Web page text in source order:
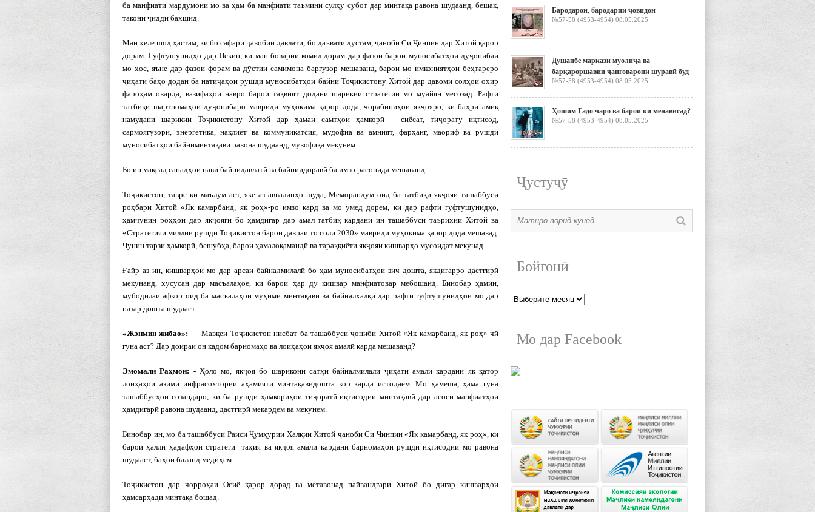
ба манфиати мардумони мо ва ҳам ба манфиати таъмини сулҳу субот дар минтақа равона шудаанд, бешак,
такони ҷиддӣ бахшид.
Ман хеле шод ҳастам, ки бо сафари ҷавобии давлатӣ, бо даъвати дӯстам, ҷаноби Си Ҷинпин дар Хитой қарор
дорам. Гуфтушунидҳо дар Пекин, ки ман боварии комил дорам дар фазои барои муносибатҳои дуҷонибаи
мо хос, яъне дар фазои форам ва дӯстии самимона баргузор мешаванд, барои мо имкониятҳои беҳтареро
ҷиҳати баҳо додан ба натиҷаҳои рушди муносибатҳои байни Тоҷикистону Хитой дар давоми солҳои охир
фароҳам оварда, вазифаҳои навро барои тақвият додани шарикии стратегии мо муайян месозад. Рафти
татбиқи шартномаҳои дуҷонибаро мавриди муҳокима қарор дода, чорабиниҳои якҷояро, ки баҳри амиқ
намудани шарикии Тоҷикистону Хитой дар ҳамаи самтҳои ҳамкорӣ – сиёсат, тиҷорату иқтисод,
сармоягузорӣ, энергетика, нақлиёт ва коммуникатсия, мудофиа ва амният, фарҳанг, маориф ва рушди
муносибатҳои байниминтақавӣ равона шудаанд, мувофиқа мекунем.
Бо ин мақсад санадҳои нави байнидавлатӣ ва байниидоравӣ ба имзо расонида мешаванд.
Тоҷикистон, тавре ки маълум аст, яке аз аввалинҳо шуда, Меморандум оид ба тат­биқи якҷояи ташаббуси
роҳбари Хитой «Як камарбанд, як роҳ»-ро имзо кард ва мо умед дорем, ки дар рафти гуфтушунидҳо,
ҳамчунин роҳҳои дар якҷоягӣ бо ҳамдигар дар амал татбиқ кардани ин ташаббуси таърихии Хитой ва
«Стратегияи миллии рушди Тоҷикистон барои давраи то соли 2030» мавриди муҳокима қарор дода мешавад.
Чунин тарзи ҳамкорӣ, бешубҳа, барои ҳамалоқамандӣ ва тараққиёти якҷояи кишварҳо мусоидат мекунад.
Ғайр аз ин, кишварҳои мо дар арсаи байналмилалӣ бо ҳам муносибатҳои зич дошта, якдигарро дастгирӣ
мекунанд, хусусан дар масъалаҳое, ки барои ҳар ду кишвар манфиатовар мебошанд. Бинобар ҳамин,
мубодилаи афкор оид ба масъалаҳои муҳими минтақавӣ ва байналхалқӣ дар рафти гуфтушунидҳои мо дар
назар дошта шудааст.
«Жэнмин жибао»: — Мавқеи Тоҷикистон нисбат ба ташаббуси ҷониби Хитой «Як камарбанд, як роҳ» чӣ
гуна аст? Дар доираи он кадом барномаҳо ва лоиҳаҳои якҷоя амалӣ карда мешаванд?
Эмомалӣ Раҳмон: - Ҳоло мо, якҷоя бо шарикони сатҳи байналмилалӣ ҷиҳати амалӣ кардани як қатор
лоиҳаҳои азими инфрасохтории аҳамияти минтақавидошта кор карда истодаем. Мо ҳамеша, ҳама гуна
ташаббусҳои созандаро, ки ба рушди ҳамкориҳои тиҷоратӣ-иқтисодии минтақавӣ дар асоси манфиатҳои
ҳамдигарӣ равона шудаанд, дастгирӣ мекардем ва мекунем.
Бинобар ин, мо ба ташаббуси Раиси Ҷумҳурии Халқии Хитой ҷаноби Си Ҷинпин «Як камарбанд, як роҳ», ки
барои ҳалли ҳадафҳои стратегӣ таҳия ва якҷоя амалӣ кардани барномаҳои рушди иқтисодии мо равона
шудааст, баҳои баланд медиҳем.
Тоҷикистон дар чорроҳаи Осиё қарор дорад ва метавонад пайвандгари Хитой бо дигар кишварҳои
ҳамсарҳади минтақа бошад.
Бародарон, бародарии ҷовидон
№57-58 (4953-4954) 08.05.2025
Душанбе маркази муолиҷа ва
барқароршавии ҷанговарони шуравӣ буд
№57-58 (4953-4954) 08.05.2025
Ҳошим Гадо чаро ва барои кӣ менависад?
№57-58 (4953-4954) 08.05.2025
Ҷустуҷӯ
Бойгонӣ
Мо дар Facebook